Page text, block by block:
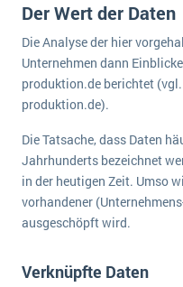
Der Wert der Daten
Die Analyse der hier
Unternehmen dann
produktion.de berichtet
produktion.de).
Die Tatsache, dass Daten
Jahrhunderts bezeichnet
in der heutigen Zeit. Umso
vorhandener
ausgeschöpft wird.
Verknüpfte Daten